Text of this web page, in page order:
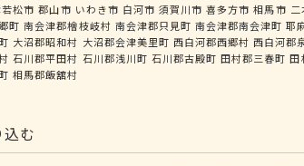
松市 郡山市 いわき市 白河市 須賀川市 喜多方市 相馬市
町 南会津郡檜枝岐村 南会津郡只見町 南会津郡南会津町 耶
大沼郡昭和村 大沼郡会津美里町 西白河郡西郷村 西白河郡
石川郡平田村 石川郡浅川町 石川郡古殿町 田村郡三春町 田
相馬郡飯舘村
む